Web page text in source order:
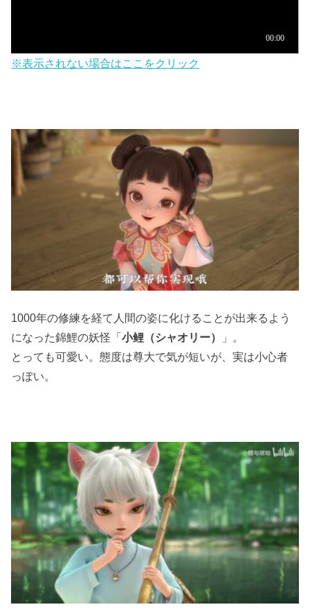
※表示されない場合はここをクリック
1000年の修練を経て人間の姿に化けることが出来るよう
になった錦鯉の妖怪「小鲤（シャオリー）
」。
とっても可愛い。態度は尊大で気が短いが、実は小心者
っぽい。